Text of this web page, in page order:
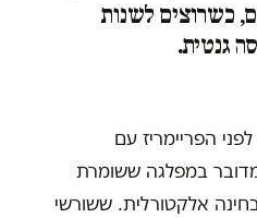
כשרוצים לשנות
גנטית.
הפריימריז עם
במפלגה ששומרת
אלקטורלית. ששורשי